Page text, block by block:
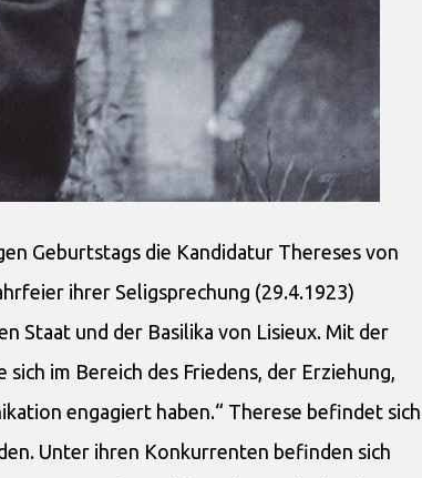
Geburtstags die Kandidatur Thereses von
ihrer Seligsprechung (29.4.1923)
Staat und der Basilika von Lisieux. Mit der
im Bereich des Friedens, der Erziehung,
engagiert haben.“ Therese befindet sich
Unter ihren Konkurrenten befinden sich